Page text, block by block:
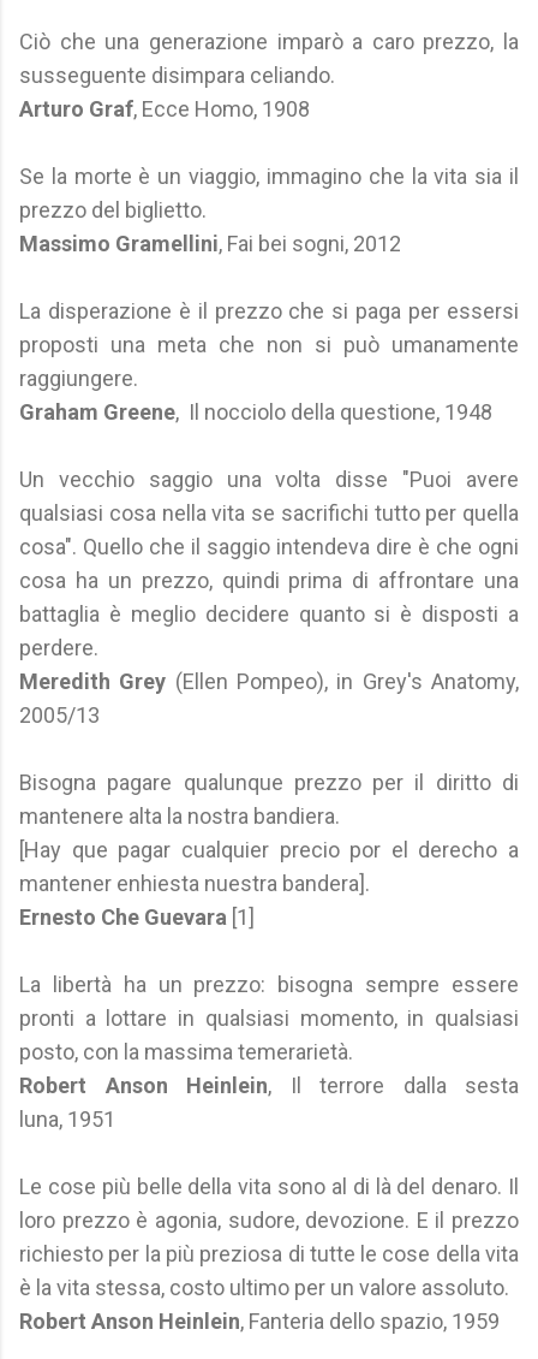
Ciò che una generazione imparò a caro prezzo, la
susseguente disimpara celiando.
Arturo Graf, Ecce Homo, 1908
Se la morte è un viaggio, immagino che la vita sia il
prezzo del biglietto.
Massimo Gramellini, Fai bei sogni, 2012
La disperazione è il prezzo che si paga per essersi
proposti una meta che non si può umanamente
raggiungere.
Graham Greene, Il nocciolo della questione, 1948
Un vecchio saggio una volta disse "Puoi avere
qualsiasi cosa nella vita se sacrifichi tutto per quella
cosa". Quello che il saggio intendeva dire è che ogni
cosa ha un prezzo, quindi prima di affrontare una
battaglia è meglio decidere quanto si è disposti a
perdere.
Meredith Grey (Ellen Pompeo), in Grey's Anatomy,
2005/13
Bisogna pagare qualunque prezzo per il diritto di
mantenere alta la nostra bandiera.
[Hay que pagar cualquier precio por el derecho a
mantener enhiesta nuestra bandera].
Ernesto Che Guevara [1]
La libertà ha un prezzo: bisogna sempre essere
pronti a lottare in qualsiasi momento, in qualsiasi
posto, con la massima temerarietà.
Robert Anson Heinlein, Il terrore dalla sesta
luna, 1951
Le cose più belle della vita sono al di là del denaro. Il
loro prezzo è agonia, sudore, devozione. E il prezzo
richiesto per la più preziosa di tutte le cose della vita
è la vita stessa, costo ultimo per un valore assoluto.
Robert Anson Heinlein, Fanteria dello spazio, 1959